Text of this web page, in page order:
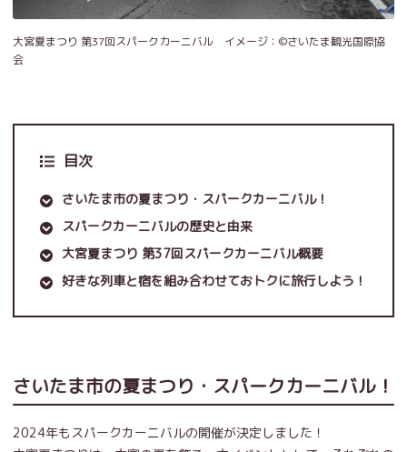
大宮夏まつり 第37回スパークカーニバル イメージ：©️さいたま観光国際協
会
目次
さいたま市の夏まつり・スパークカーニバル！
スパークカーニバルの歴史と由来
大宮夏まつり 第37回スパークカーニバル概要
好きな列車と宿を組み合わせておトクに旅行しよう！
さいたま市の夏まつり・スパークカーニバル！
2024年もスパークカーニバルの開催が決定しました！